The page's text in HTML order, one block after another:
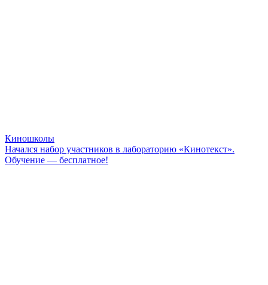
Киношколы
Начался набор участников в лабораторию «Кинотекст».
Обучение — бесплатное!